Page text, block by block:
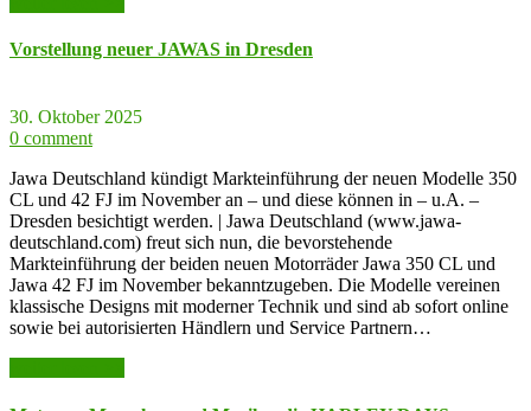
Vorstellung neuer JAWAS in Dresden
30. Oktober 2025
0 comment
Jawa Deutschland kündigt Markteinführung der neuen Modelle 350
CL und 42 FJ im November an – und diese können in – u.A. –
Dresden besichtigt werden. | Jawa Deutschland (www.jawa-
deutschland.com) freut sich nun, die bevorstehende
Markteinführung der beiden neuen Motorräder Jawa 350 CL und
Jawa 42 FJ im November bekanntzugeben. Die Modelle vereinen
klassische Designs mit moderner Technik und sind ab sofort online
sowie bei autorisierten Händlern und Service Partnern…